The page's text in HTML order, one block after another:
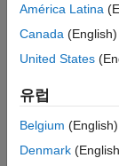
América Latina
Canada (English)
United States
유럽
Belgium (English)
Denmark
신뢰 센터